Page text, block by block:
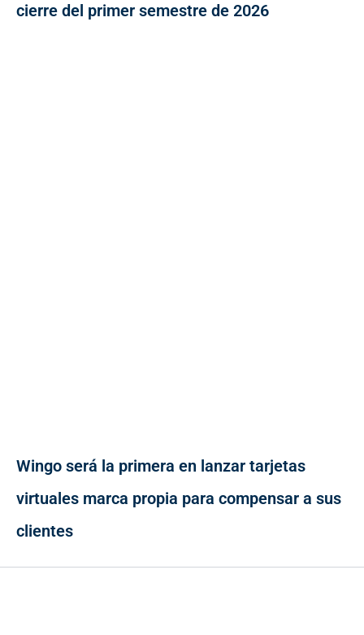
cierre del primer semestre de 2026
Wingo será la primera en lanzar tarjetas
virtuales marca propia para compensar a sus
clientes